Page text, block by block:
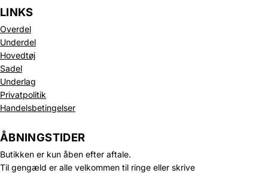
LINKS
Overdel
Underdel
Hovedtøj
Sadel
Underlag
Privatpolitik
Handelsbetingelser
ÅBNINGSTIDER
Butikken er kun åben efter aftale.
Til gengæld er alle velkommen til ringe eller skrive
Politik om beskyttelse af persondata
Refusionspolitik
Leveringspolitik
Servicevilkår